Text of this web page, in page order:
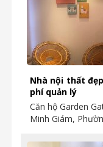
Nhà nội thất
phí quản lý
Căn hộ Garden
Minh Giám,